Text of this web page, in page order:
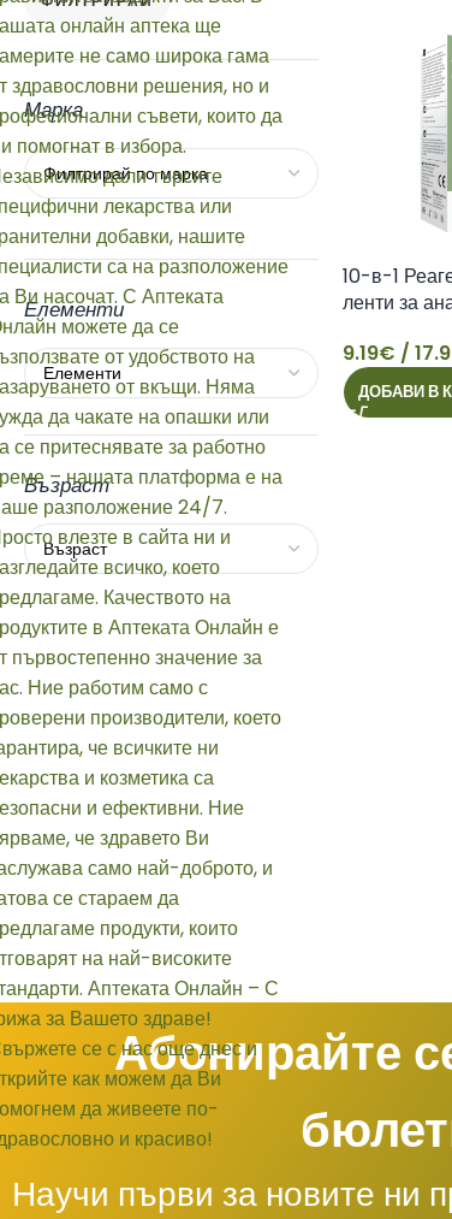
Марка
Елементи
Възраст
10-в-1
ленти за
9.19€ /
ДОБАВИ В
Абонирайте
Научи първи за новите ни